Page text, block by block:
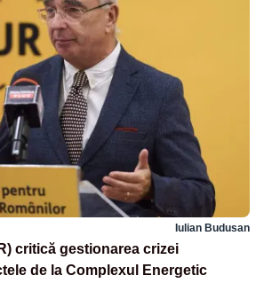
Iulian Budusan
critică gestionarea crizei
de la Complexul Energetic